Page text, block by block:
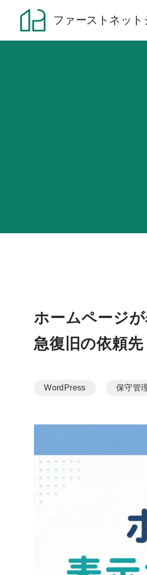
ファーストネット
サービス内容
制作実績
当サービスにつ
ホームページ
急復旧の依頼先
WordPress 保守管